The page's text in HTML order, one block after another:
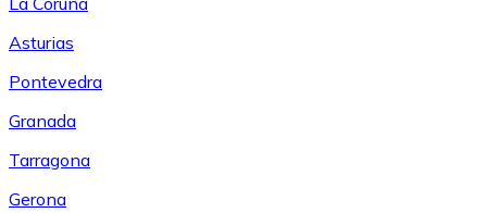
Asturias
Pontevedra
Granada
Tarragona
Gerona